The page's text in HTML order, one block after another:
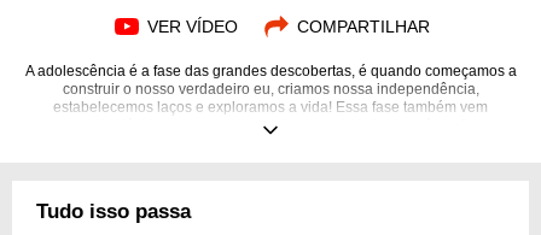
VER VÍDEO COMPARTILHAR
A adolescência é a fase das grandes descobertas, é quando começamos a
construir o nosso verdadeiro eu, criamos nossa independência,
estabelecemos laços e exploramos a vida! Essa fase também vem
carregada de dúvidas, surpresas e medos, mas tudo isso será, no fim, uma
Tudo isso passa